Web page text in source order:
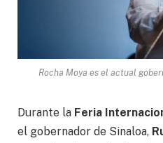
Rocha Moya es el actual
Durante la Feria
el gobernador de Sinaloa,